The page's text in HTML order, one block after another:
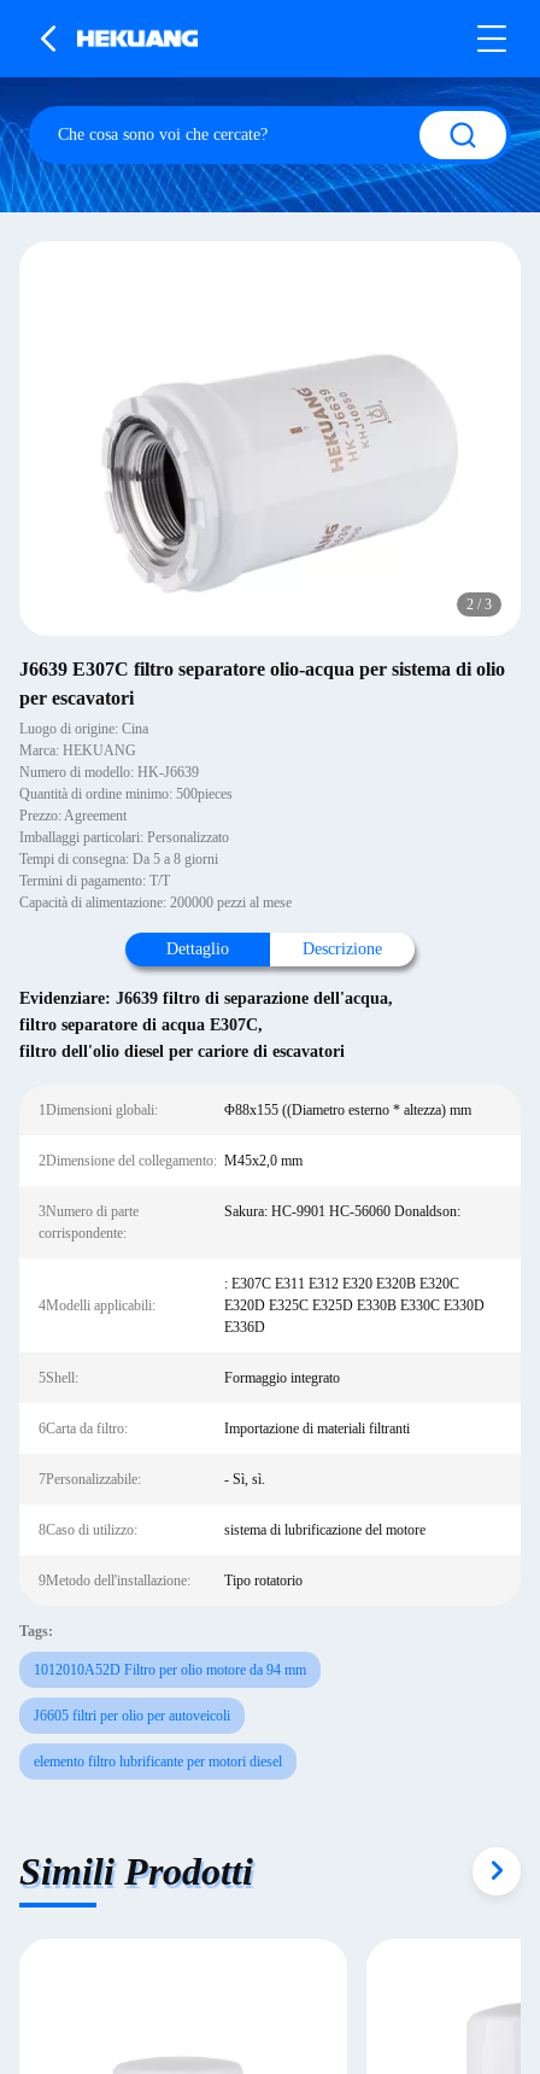
2 / 3
J6639 E307C filtro separatore olio-acqua per sistema di olio
per escavatori
Luogo di origine: Cina
Marca: HEKUANG
Numero di modello: HK-J6639
Quantità di ordine minimo: 500pieces
Prezzo: Agreement
Imballaggi particolari: Personalizzato
Tempi di consegna: Da 5 a 8 giorni
Termini di pagamento: T/T
Capacità di alimentazione: 200000 pezzi al mese
Dettaglio Descrizione
Evidenziare: J6639 filtro di separazione dell'acqua,
filtro separatore di acqua E307C,
filtro dell'olio diesel per cariore di escavatori
1Dimensioni globali: Φ88x155 ((Diametro esterno * altezza) mm
2Dimensione del collegamento: M45x2,0 mm
3Numero di parte
corrispondente:
Sakura: HC-9901 HC-56060 Donaldson:
4Modelli applicabili:
: E307C E311 E312 E320 E320B E320C
E320D E325C E325D E330B E330C E330D
E336D
5Shell: Formaggio integrato
6Carta da filtro: Importazione di materiali filtranti
7Personalizzabile: - Sì, sì.
8Caso di utilizzo: sistema di lubrificazione del motore
9Metodo dell'installazione: Tipo rotatorio
Tags:
1012010A52D Filtro per olio motore da 94 mm
J6605 filtri per olio per autoveicoli
elemento filtro lubrificante per motori diesel
Simili Prodotti